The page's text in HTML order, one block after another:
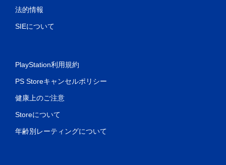
法的情報
SIEについて
PlayStation利用規約
PS Storeキャンセルポリシー
健康上のご注意
Storeについて
年齢別レーティングについて